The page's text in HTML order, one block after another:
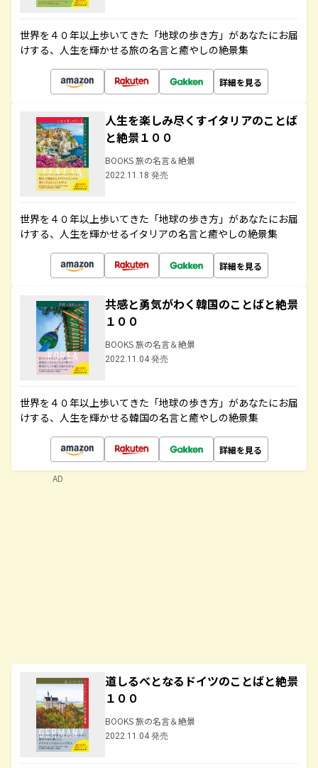
世界を４０年以上歩いてきた「地球の歩き方」があなたにお届
けする、人生を輝かせる旅の名言と癒やしの絶景集
詳細を見る
人生を楽しみ尽くすイタリアのことば
と絶景１００
BOOKS 旅の名言＆絶景
2022.11.18 発売
世界を４０年以上歩いてきた「地球の歩き方」があなたにお届
けする、人生を輝かせるイタリアの名言と癒やしの絶景集
詳細を見る
共感と勇気がわく韓国のことばと絶景
１００
BOOKS 旅の名言＆絶景
2022.11.04 発売
世界を４０年以上歩いてきた「地球の歩き方」があなたにお届
けする、人生を輝かせる韓国の名言と癒やしの絶景集
詳細を見る
道しるべとなるドイツのことばと絶景
１００
BOOKS 旅の名言＆絶景
2022.11.04 発売
AD